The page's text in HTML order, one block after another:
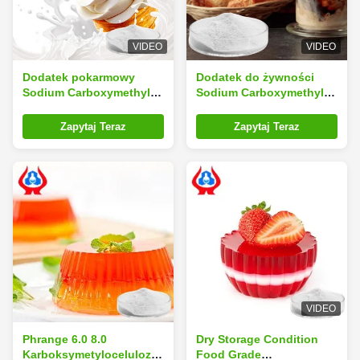
VIDEO
Dodatek pokarmowy
Sodium Carboxymethyl
Zapytaj Teraz
VIDEO
Dodatek do żywności
Sodium Carboxymethyl
ciasteczkach i
naleśnikach
Zapytaj Teraz
Phrange 6.0 8.0
Karboksymetyloceluloza
VIDEO
Dry Storage Condition
Food Grade